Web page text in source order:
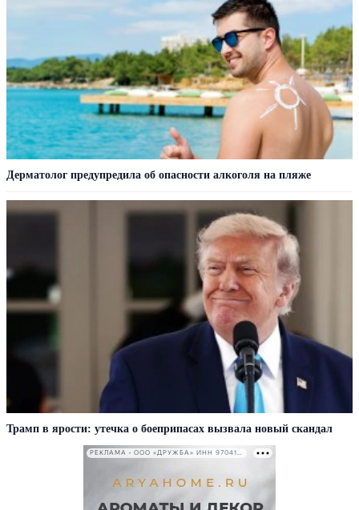
Дерматолог предупредила об опасности алкоголя на пляже
Трамп в ярости: утечка о боеприпасах вызвала новый скандал
РЕКЛАМА • ООО «ДРУЖБА» ИНН 9704146411